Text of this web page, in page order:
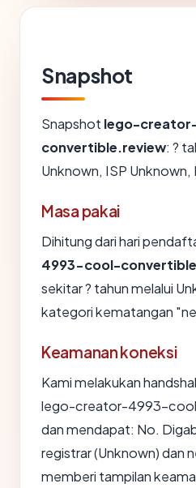
Snapshot
Snapshot lego-
convertible.review: ?
Unknown, ISP Unknown,
Masa pakai
Dihitung dari hari
4993-cool-
sekitar ? tahun melalui
kategori kematangan
Keamanan koneksi
Kami melakukan
lego-creator-4993-
dan mendapat: No.
registrar (Unknown) dan
memberi tampilan